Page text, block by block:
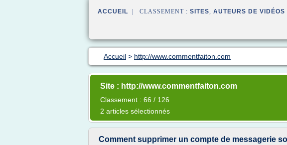
ACCUEIL | CLASSEMENT : SITES, AUTEURS DE VIDÉOS
Accueil > http://www.commentfaiton.com
Site : http://www.commentfaiton.com
Classement : 66 / 126
2 articles sélectionnés
Comment supprimer un compte de messagerie